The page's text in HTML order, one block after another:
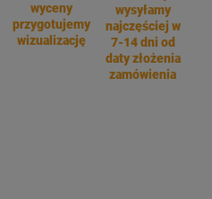
wyceny
przygotujemy
wizualizację
wysyłamy
najczęściej w
7-14 dni od
daty złożenia
zamówienia